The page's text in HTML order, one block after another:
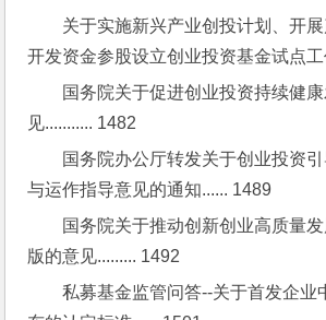
关于实施新兴产业创投计划、开
开发资金参股设立创业投资基金试点
国务院关于促进创业投资持续健
见........... 1482
国务院办公厅转发关于创业投资
与运作指导意见的通知...... 1489
国务院关于推动创新创业高质量发
版的意见......... 1492
私募基金监管问答--关于首发企业